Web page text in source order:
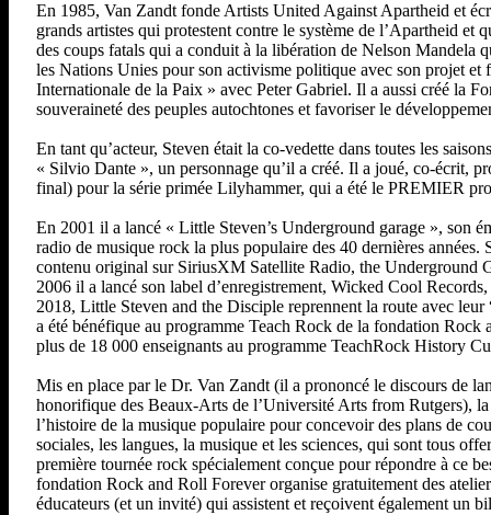
En 1985, Van Zandt fonde Artists United Against Apartheid et
grands artistes qui protestent contre le système de l’Apartheid et
des coups fatals qui a conduit à la libération de Nelson Mandela
les Nations Unies pour son activisme politique avec son projet
Internationale de la Paix » avec Peter Gabriel. Il a aussi créé la
souveraineté des peuples autochtones et favoriser le
En tant qu’acteur, Steven était la co-vedette dans toutes les
« Silvio Dante », un personnage qu’il a créé. Il a joué, co-écrit,
final) pour la série primée Lilyhammer, qui a été le PREMIER
En 2001 il a lancé « Little Steven’s Underground garage », son
radio de musique rock la plus populaire des 40 dernières années.
contenu original sur SiriusXM Satellite Radio, the Underground
2006 il a lancé son label d’enregistrement, Wicked Cool
2018, Little Steven and the Disciple reprennent la route avec
a été bénéfique au programme Teach Rock de la fondation
plus de 18 000 enseignants au programme TeachRock History
Mis en place par le Dr. Van Zandt (il a prononcé le discours de
honorifique des Beaux-Arts de l’Université Arts from Rutgers),
l’histoire de la musique populaire pour concevoir des plans de
sociales, les langues, la musique et les sciences, qui sont tous
première tournée rock spécialement conçue pour répondre à ce
fondation Rock and Roll Forever organise gratuitement des
éducateurs (et un invité) qui assistent et reçoivent également un